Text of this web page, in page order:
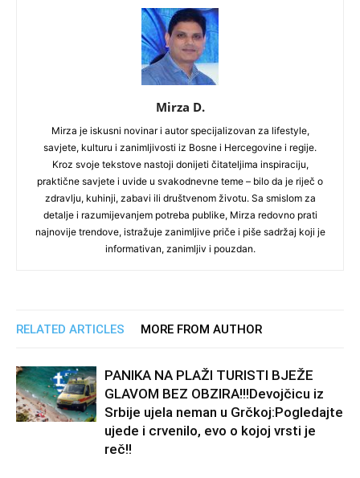
Mirza D.
Mirza je iskusni novinar i autor specijalizovan za lifestyle,
savjete, kulturu i zanimljivosti iz Bosne i Hercegovine i regije.
Kroz svoje tekstove nastoji donijeti čitateljima inspiraciju,
praktične savjete i uvide u svakodnevne teme – bilo da je riječ o
zdravlju, kuhinji, zabavi ili društvenom životu. Sa smislom za
detalje i razumijevanjem potreba publike, Mirza redovno prati
najnovije trendove, istražuje zanimljive priče i piše sadržaj koji je
informativan, zanimljiv i pouzdan.
RELATED ARTICLES MORE FROM AUTHOR
PANIKA NA PLAŽI TURISTI BJEŽE
GLAVOM BEZ OBZIRA!!!Devojčicu iz
Srbije ujela neman u Grčkoj:Pogledajte
ujede i crvenilo, evo o kojoj vrsti je
reč!!